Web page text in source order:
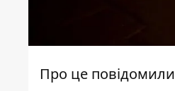
Про це повідомили